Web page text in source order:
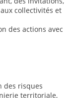
collectivités et
des actions avec
des risques
territoriale,